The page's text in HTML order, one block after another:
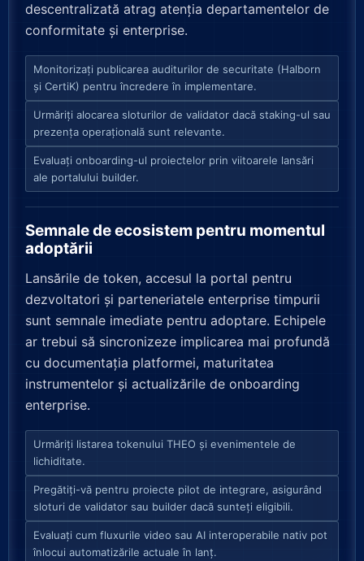
descentralizată atrag atenția departamentelor de
conformitate și enterprise.
Monitorizați publicarea auditurilor de securitate (Halborn
și CertiK) pentru încredere în implementare.
Urmăriți alocarea sloturilor de validator dacă staking-ul sau
prezența operațională sunt relevante.
Evaluați onboarding-ul proiectelor prin viitoarele lansări
ale portalului builder.
Semnale de ecosistem pentru momentul
adoptării
Lansările de token, accesul la portal pentru
dezvoltatori și parteneriatele enterprise timpurii
sunt semnale imediate pentru adoptare. Echipele
ar trebui să sincronizeze implicarea mai profundă
cu documentația platformei, maturitatea
instrumentelor și actualizările de onboarding
enterprise.
Urmăriți listarea tokenului THEO și evenimentele de
lichiditate.
Pregătiți-vă pentru proiecte pilot de integrare, asigurând
sloturi de validator sau builder dacă sunteți eligibili.
Evaluați cum fluxurile video sau AI interoperabile nativ pot
înlocui automatizările actuale în lanț.